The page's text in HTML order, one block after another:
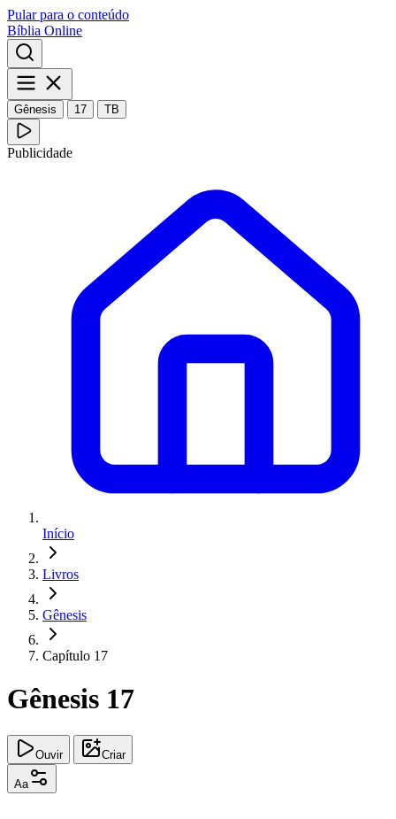
Pular para o conteúdo
Bíblia Online
Gênesis 17 TB
Publicidade
Início
Livros
Gênesis
Capítulo 17
Gênesis 17
Ouvir Criar
Aa